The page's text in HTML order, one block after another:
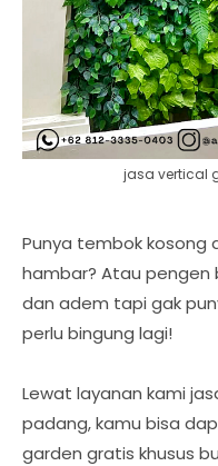
jasa vertical
Punya tembok kosong
hambar? Atau pengen
dan adem tapi gak
perlu bingung lagi!
Lewat layanan kami
padang, kamu bisa
garden gratis khusus